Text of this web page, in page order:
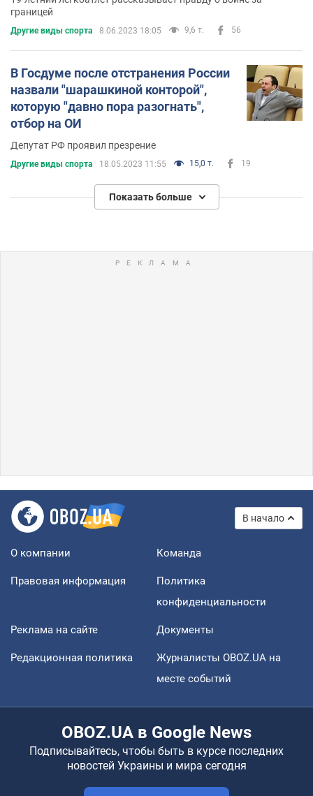
границей
Другие виды спорта 8.06.2023 18:05 9,6 т. 56
В Госдуме после отстранения России
назвали "шарашкиной конторой",
которую "давно пора разогнать",
отбор на ОИ
Депутат РФ проявил презрение
Другие виды спорта 18.05.2023 11:55 15,0 т. 19
Показать больше
В начало
О компании Команда
Правовая информация
Политика
конфиденциальности
Реклама на сайте Документы
Редакционная политика
Журналисты OBOZ.UA на
месте событий
OBOZ.UA в Google News
Подписывайтесь, чтобы быть в курсе последних
новостей Украины и мира сегодня